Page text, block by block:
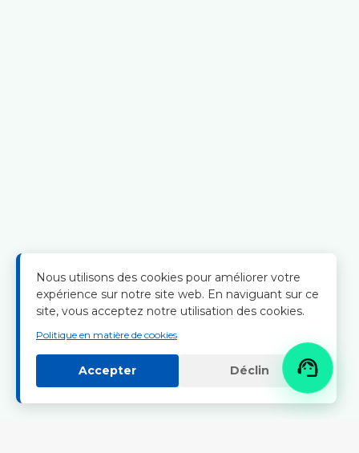
Nous utilisons des cookies pour améliorer votre
expérience sur notre site web. En naviguant sur ce
site, vous acceptez notre utilisation des cookies.
Politique en matière de cookies
Accepter Déclin 